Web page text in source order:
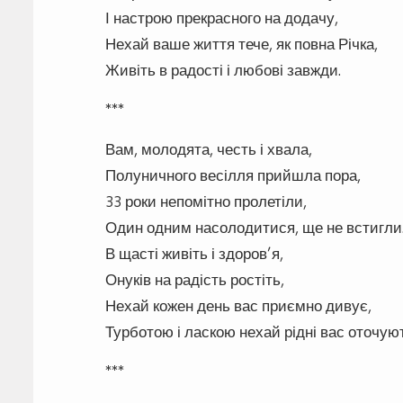
І настрою прекрасного на додачу,
Нехай ваше життя тече, як повна Річка,
Живіть в радості і любові завжди.
***
Вам, молодята, честь і хвала,
Полуничного весілля прийшла пора,
33 роки непомітно пролетіли,
Один одним насолодитися, ще не
В щасті живіть і здоров’я,
Онуків на радість ростіть,
Нехай кожен день вас приємно дивує,
Турботою і ласкою нехай рідні вас
***